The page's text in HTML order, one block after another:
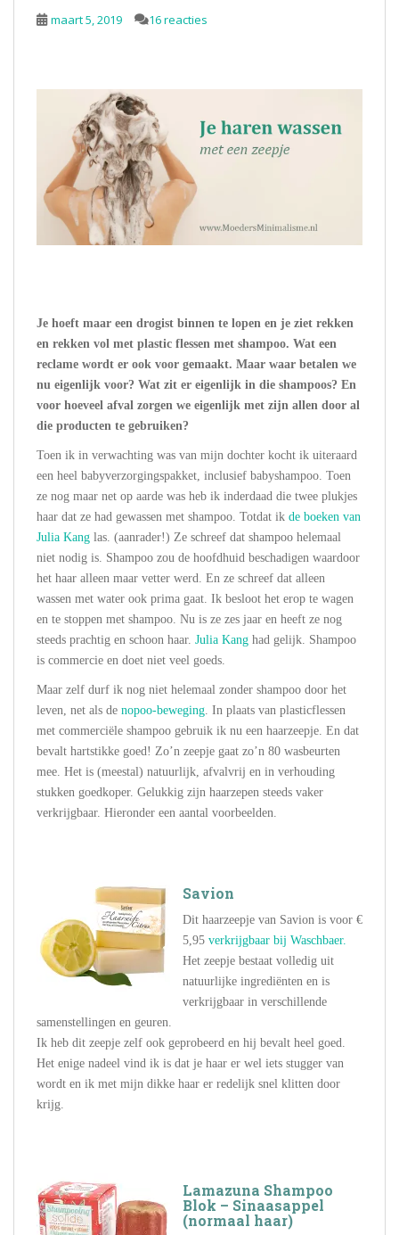
maart 5, 2019 16 reacties
Je hoeft maar een drogist binnen te lopen en je ziet rekken
en rekken vol met plastic flessen met shampoo. Wat een
reclame wordt er ook voor gemaakt. Maar waar betalen we
nu eigenlijk voor? Wat zit er eigenlijk in die shampoos? En
voor hoeveel afval zorgen we eigenlijk met zijn allen door al
die producten te gebruiken?
Toen ik in verwachting was van mijn dochter kocht ik uiteraard
een heel babyverzorgingspakket, inclusief babyshampoo. Toen
ze nog maar net op aarde was heb ik inderdaad die twee plukjes
haar dat ze had gewassen met shampoo. Totdat ik de boeken van
Julia Kang las. (aanrader!) Ze schreef dat shampoo helemaal
niet nodig is. Shampoo zou de hoofdhuid beschadigen waardoor
het haar alleen maar vetter werd. En ze schreef dat alleen
wassen met water ook prima gaat. Ik besloot het erop te wagen
en te stoppen met shampoo. Nu is ze zes jaar en heeft ze nog
steeds prachtig en schoon haar. Julia Kang had gelijk. Shampoo
is commercie en doet niet veel goeds.
Maar zelf durf ik nog niet helemaal zonder shampoo door het
leven, net als de nopoo-beweging. In plaats van plasticflessen
met commerciële shampoo gebruik ik nu een haarzeepje. En dat
bevalt hartstikke goed! Zo’n zeepje gaat zo’n 80 wasbeurten
mee. Het is (meestal) natuurlijk, afvalvrij en in verhouding
stukken goedkoper. Gelukkig zijn haarzepen steeds vaker
verkrijgbaar. Hieronder een aantal voorbeelden.
Savion
Dit haarzeepje van Savion is voor €
5,95 verkrijgbaar bij Waschbaer.
Het zeepje bestaat volledig uit
natuurlijke ingrediënten en is
verkrijgbaar in verschillende
samenstellingen en geuren.
Ik heb dit zeepje zelf ook geprobeerd en hij bevalt heel goed.
Het enige nadeel vind ik is dat je haar er wel iets stugger van
wordt en ik met mijn dikke haar er redelijk snel klitten door
krijg.
Lamazuna Shampoo
Blok – Sinaasappel
(normaal haar)